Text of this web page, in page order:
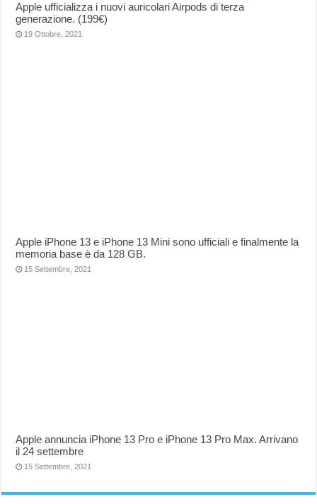
Apple ufficializza i nuovi auricolari Airpods di terza
generazione. (199€)
19 Ottobre, 2021
Apple iPhone 13 e iPhone 13 Mini sono ufficiali e finalmente la
memoria base è da 128 GB.
15 Settembre, 2021
Apple annuncia iPhone 13 Pro e iPhone 13 Pro Max. Arrivano
il 24 settembre
15 Settembre, 2021